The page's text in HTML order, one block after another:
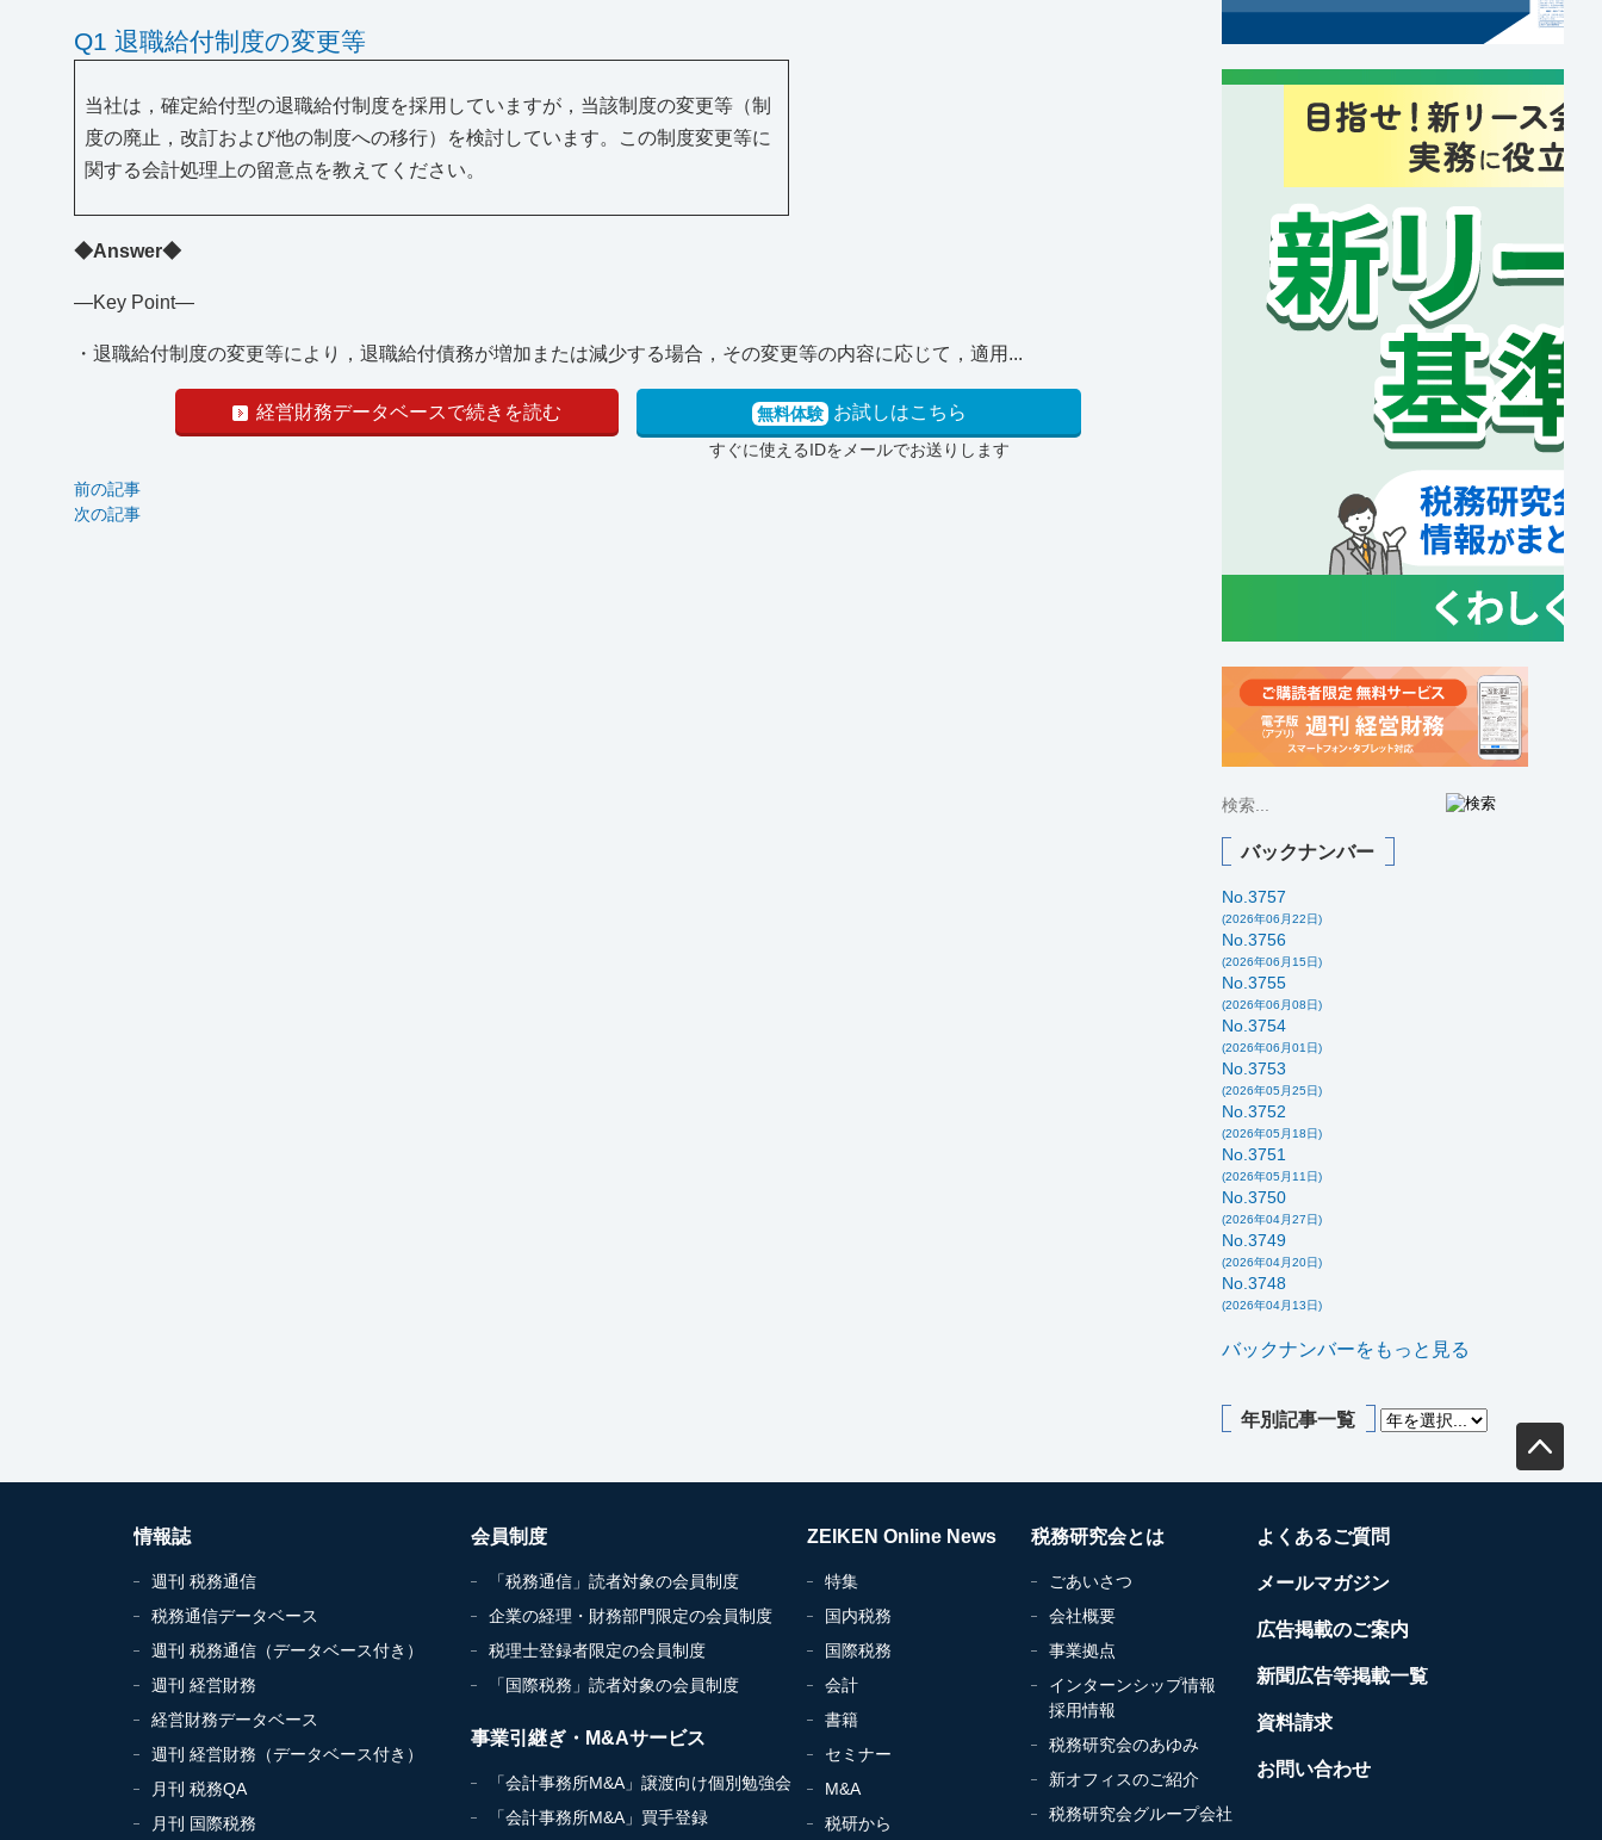
Q1 退職給付制度の変更等
当社は，確定給付型の退職給付制度を採用していますが，当該制度の変更等（制
度の廃止，改訂および他の制度への移行）を検討しています。この制度変更等に
関する会計処理上の留意点を教えてください。
◆Answer◆
―Key Point―
・退職給付制度の変更等により，退職給付債務が増加または減少する場合，その変更等の内容に応じて，適用...
経営財務データベースで続きを読む 無料体験 お試しはこちら
すぐに使えるIDをメールでお送りします
前の記事
次の記事
バックナンバー
No.3757
(2026年06月22日)
No.3756
(2026年06月15日)
No.3755
(2026年06月08日)
No.3754
(2026年06月01日)
No.3753
(2026年05月25日)
No.3752
(2026年05月18日)
No.3751
(2026年05月11日)
No.3750
(2026年04月27日)
No.3749
(2026年04月20日)
No.3748
(2026年04月13日)
バックナンバーをもっと見る
年別記事一覧
情報誌
週刊 税務通信
税務通信データベース
週刊 税務通信（データベース付き）
週刊 経営財務
経営財務データベース
週刊 経営財務（データベース付き）
月刊 税務QA
月刊 国際税務
会員制度
「税務通信」読者対象の会員制度
企業の経理・財務部門限定の会員制度
税理士登録者限定の会員制度
「国際税務」読者対象の会員制度
事業引継ぎ・M&Aサービス
「会計事務所M&A」譲渡向け個別勉強会
「会計事務所M&A」買手登録
ZEIKEN Online News
特集
国内税務
国際税務
会計
書籍
セミナー
M&A
税研から
税務研究会とは
ごあいさつ
会社概要
事業拠点
インターンシップ情報
採用情報
税務研究会のあゆみ
新オフィスのご紹介
税務研究会グループ会社
よくあるご質問
メールマガジン
広告掲載のご案内
新聞広告等掲載一覧
資料請求
お問い合わせ